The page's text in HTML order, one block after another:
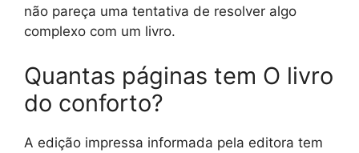
não pareça uma tentativa de resolver algo
complexo com um livro.
Quantas páginas tem O livro
do conforto?
A edição impressa informada pela editora tem